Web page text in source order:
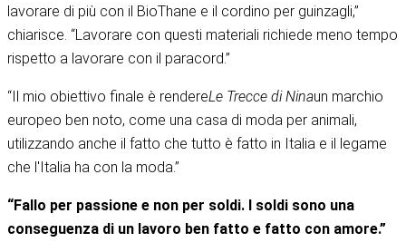
lavorare di più con il BioThane e il cordino per guinzagli,”
chiarisce. “Lavorare con questi materiali richiede meno tempo
rispetto a lavorare con il paracord.”
“Il mio obiettivo finale è rendereLe Trecce di Ninaun marchio
europeo ben noto, come una casa di moda per animali,
utilizzando anche il fatto che tutto è fatto in Italia e il legame
che l'Italia ha con la moda.”
“Fallo per passione e non per soldi. I soldi sono una
conseguenza di un lavoro ben fatto e fatto con amore.”